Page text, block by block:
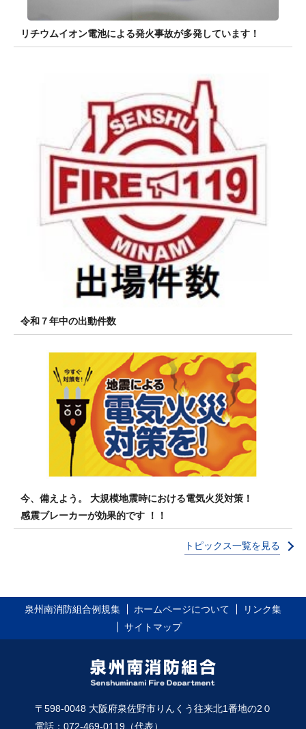
リチウムイオン電池による発火事故が多発しています！
令和７年中の出動件数
今、備えよう。 大規模地震時における電気火災対策！
感震ブレーカーが効果的です ！！
トピックス一覧を見る
泉州南消防組合例規集 ホームページについて
リンク集
サイトマップ
〒598-0048 大阪府泉佐野市りんくう往来北1番地の2０
電話：072-469-0119（代表）